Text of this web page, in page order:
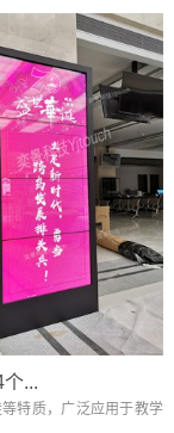
...
特质，广泛应用于教学